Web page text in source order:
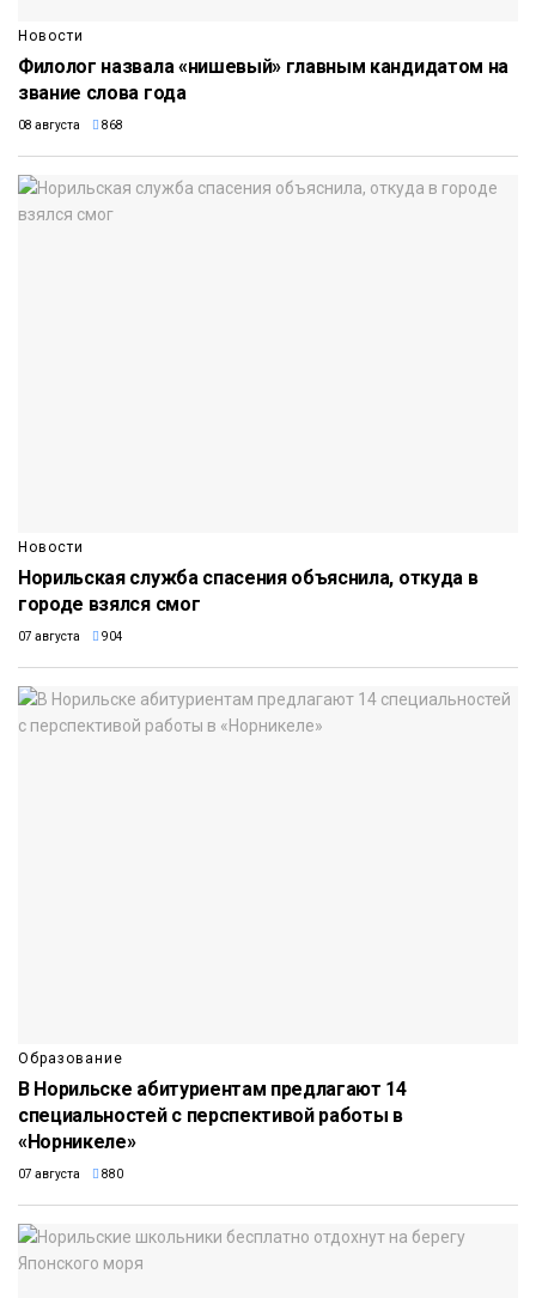
Новости
Филолог назвала «нишевый» главным кандидатом на
звание слова года
08 августа 868
Новости
Норильская служба спасения объяснила, откуда в
городе взялся смог
07 августа 904
Образование
В Норильске абитуриентам предлагают 14
специальностей с перспективой работы в
«Норникеле»
07 августа 880